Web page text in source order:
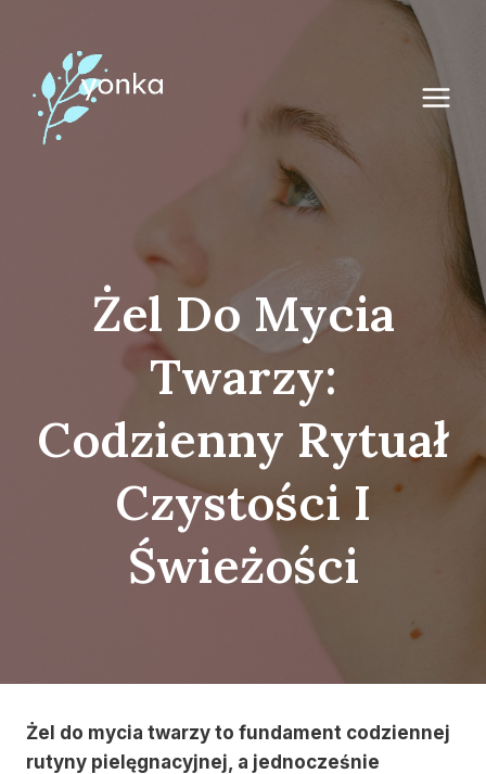
treści
Żel Do Mycia
Twarzy:
Codzienny Rytuał
Czystości I
Świeżości
Żel do mycia twarzy to fundament codziennej
rutyny pielęgnacyjnej, a jednocześnie